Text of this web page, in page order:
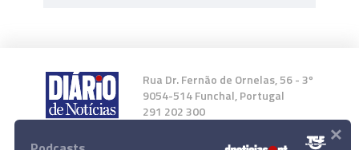
Rua Dr. Fernão de Ornelas, 56 - 3º
9054-514 Funchal, Portugal
291 202 300
×